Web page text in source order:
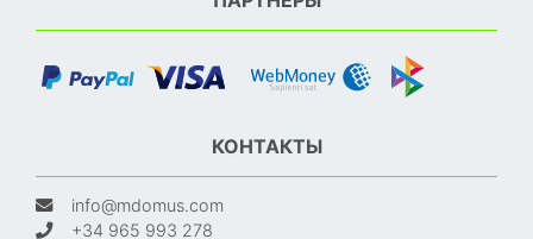
КОНТАКТЫ
info@mdomus.com
+34 965 993 278